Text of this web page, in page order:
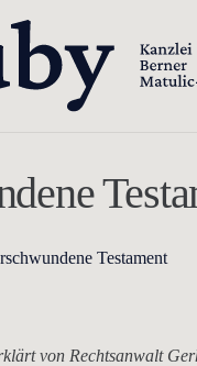
Testament
von Rechtsanwalt